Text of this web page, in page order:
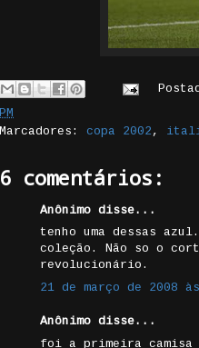
PM
Marcadores: copa 2002 ,
6 comentários:
Anônimo disse...
tenho uma dessas
coleção. Não so o
revolucionário.
21 de março de 2008
Anônimo disse...
foi a primeira camisa